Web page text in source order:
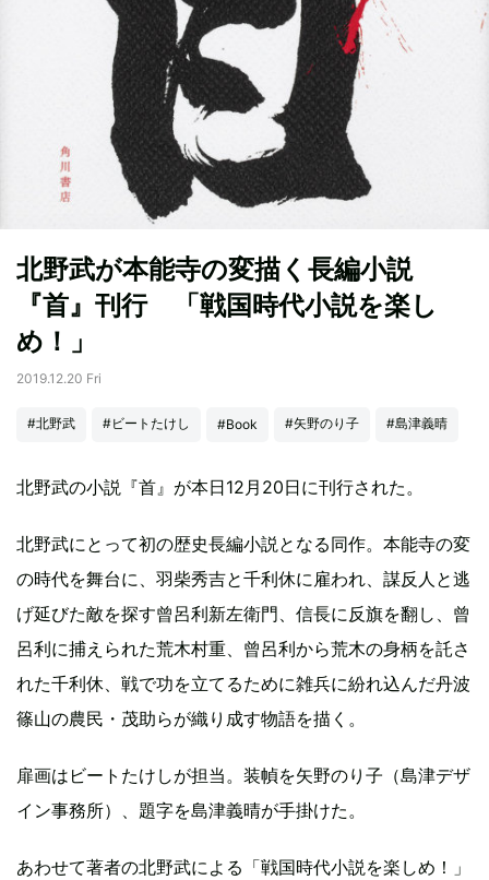
北野武が本能寺の変描く長編小説
『首』刊行 「戦国時代小説を楽し
め！」
2019.12.20 Fri
#北野武 #ビートたけし #Book #矢野のり子 #島津義晴
北野武の小説『首』が本日12月20日に刊行された。
北野武にとって初の歴史長編小説となる同作。本能寺の変
の時代を舞台に、羽柴秀吉と千利休に雇われ、謀反人と逃
げ延びた敵を探す曾呂利新左衛門、信長に反旗を翻し、曾
呂利に捕えられた荒木村重、曾呂利から荒木の身柄を託さ
れた千利休、戦で功を立てるために雑兵に紛れ込んだ丹波
篠山の農民・茂助らが織り成す物語を描く。
扉画はビートたけしが担当。装幀を矢野のり子（島津デザ
イン事務所）、題字を島津義晴が手掛けた。
あわせて著者の北野武による「戦国時代小説を楽しめ！」